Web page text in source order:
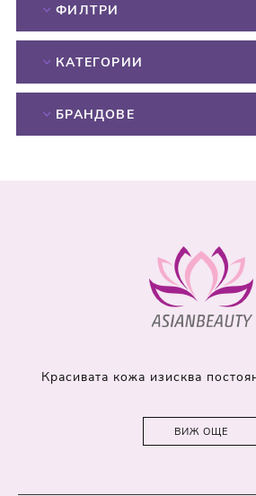
ФИЛТРИ
КАТЕГОРИИ
БРАНДОВЕ
Красивата кожа изисква
ВИЖ ОЩЕ